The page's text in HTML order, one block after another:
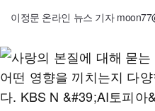
이정문 온라인 뉴스 기자